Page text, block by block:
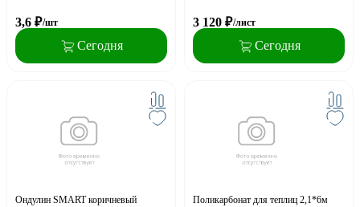
3,6 ₽/шт
Сегодня
3 120 ₽/лист
Сегодня
Ондулин SMART коричневый
Поликарбонат для теплиц 2,1*6м